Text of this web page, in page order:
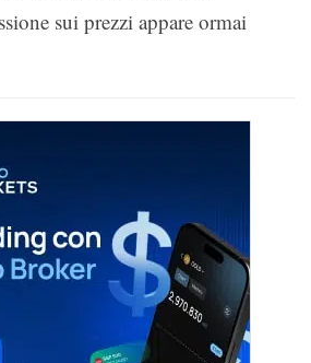
sui prezzi appare ormai